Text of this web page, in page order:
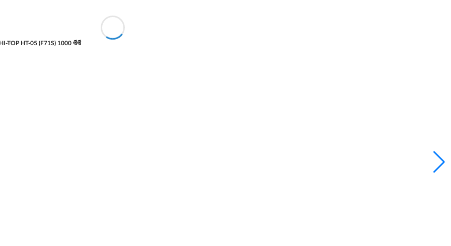
TOP HT-05 (F71S) 1000 ซีซี